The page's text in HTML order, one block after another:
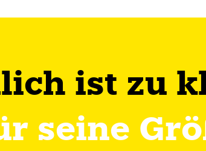
ist zu
seine